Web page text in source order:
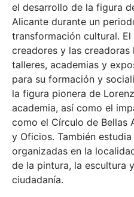
el desarrollo de la figura
Alicante durante un
transformación cultural.
creadores y las
talleres, academias y
para su formación y
la figura pionera de
academia, así como el
como el Círculo de Bellas
y Oficios. También
organizadas en la
de la pintura, la escultura
ciudadanía.